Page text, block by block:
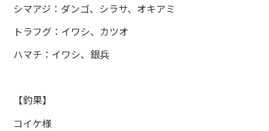
シマアジ：ダンゴ、シラサ、オキアミ
トラフグ：イワシ、カツオ
ハマチ：イワシ、銀兵
【釣果】
コイケ様